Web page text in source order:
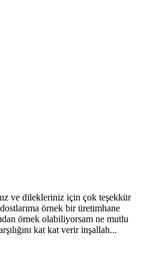
ve dilekleriniz için çok teşekkür
örnek bir üretimhane
örnek olabiliyorsam ne mutlu
kat kat verir inşallah...